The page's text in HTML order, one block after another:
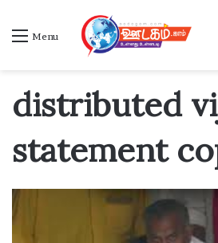
Menu
distributed
statement